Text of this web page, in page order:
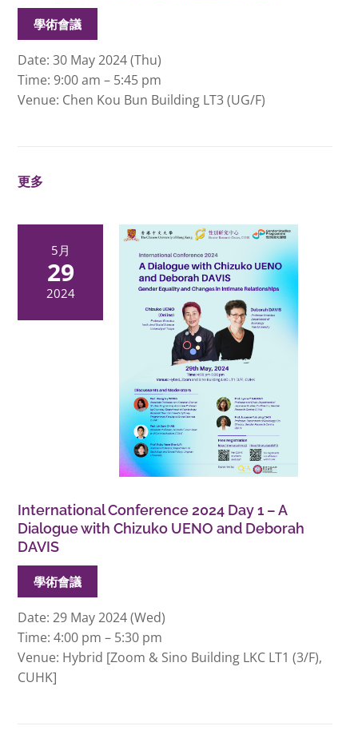
學術會議
Date:30 May 2024 (Thu)
Time: 9:00 am – 5:45 pm
Venue: Chen Kou Bun Building LT3 (UG/F)
更多
5月
29
2024
International Conference 2024 Day 1 – A
Dialogue with Chizuko UENO and Deborah
DAVIS
學術會議
Date:29 May 2024 (Wed)
Time: 4:00 pm – 5:30 pm
Venue: Hybrid [Zoom & Sino Building LKC LT1 (3/F),
CUHK]